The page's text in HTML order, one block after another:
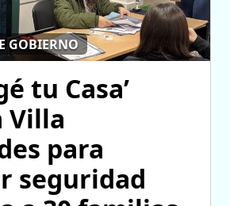
GOBIERNO
tu Casa’
Villa
para
seguridad